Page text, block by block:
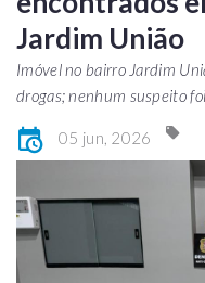
Jardim União
Imóvel no bairro Jardim
drogas; nenhum suspeito
05 jun, 2026